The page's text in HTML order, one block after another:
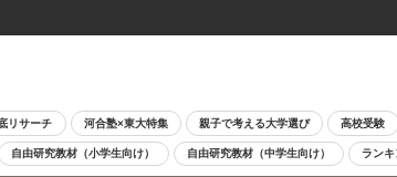
リサーチ 河合塾×東大特集 親子で考える大学選び 高校受験
自由研究教材（小学生向け） 自由研究教材（中学生向け） ラン